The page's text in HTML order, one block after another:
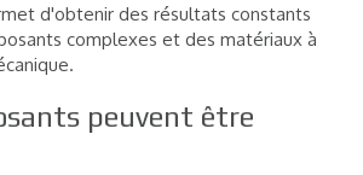
d'obtenir des résultats constants
complexes et des matériaux à
peuvent être